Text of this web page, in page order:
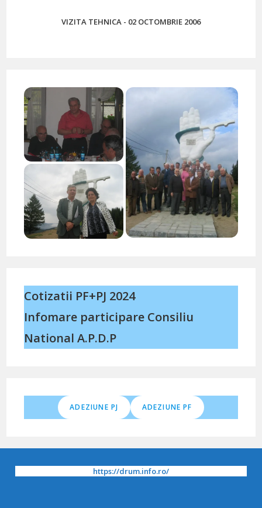
VIZITA TEHNICA - 02 OCTOMBRIE 2006
Cotizatii PF+PJ 2024
Infomare participare Consiliu
National A.P.D.P
ADEZIUNE PJ ADEZIUNE PF
https://drum.info.ro/